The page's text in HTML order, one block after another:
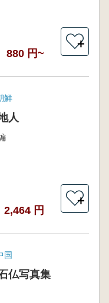
880 円~
＋
鮮
人
2,464 円
＋
国
仏写真集